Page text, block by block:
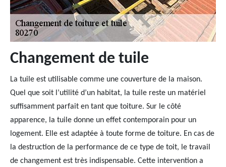
Changement de tuile
La tuile est utilisable comme une couverture de la maison.
Quel que soit l’utilité d’un habitat, la tuile reste un matériel
suffisamment parfait en tant que toiture. Sur le côté
apparence, la tuile donne un effet contemporain pour un
logement. Elle est adaptée à toute forme de toiture. En cas de
la destruction de la performance de ce type de toit, le travail
de changement est très indispensable. Cette intervention a